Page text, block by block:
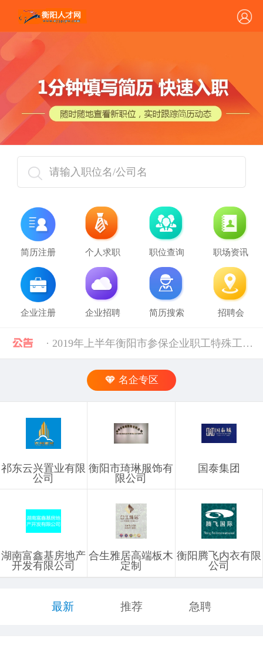
请输入职位名/公司名
简历注册 个人求职 职位查询 职场资讯
企业注册 企业招聘 简历搜索 招聘会
· 2019年上半年衡阳市参保企业职工特殊工种提前退休人员汇总表(第二批)公示 [10-28]
· 禁止发布的职位信息 [03-03]
· 企业信息发布规则 [03-03]
名企专区
祁东云兴置业有限
公司
衡阳市琦琳服饰有
限公司
国泰集团
湖南富鑫基房地产
开发有限公司
合生雅居高端板木
定制
衡阳腾飞内衣有限
公司
最新 推荐 急聘